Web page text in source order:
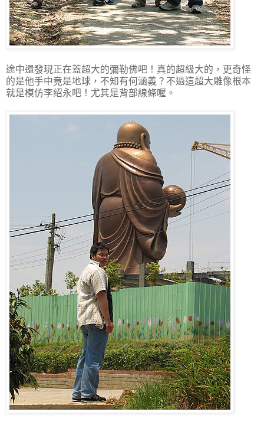
途中還發現正在蓋超大的彌勒佛吧！真的超級大的，更奇怪
的是他手中竟是地球，不知有何涵義？不過這超大雕像根本
就是模仿李绍永吧！尤其是背部線條喔。